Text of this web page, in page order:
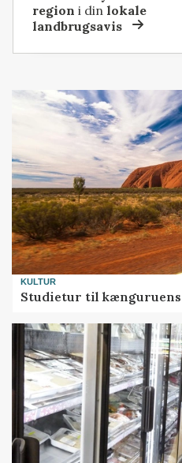
Læs flerenyheder fra
regioni dinlokale
Studietur til